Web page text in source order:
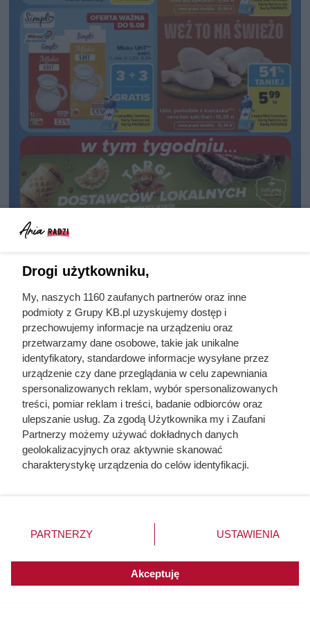
Wszystkie kawy marki Dallmayr są z rabatem "drugi 80% taniej",
Carrefour z dn. 3-8.08
Drogi użytkowniku,
My, naszych 1160 zaufanych partnerów oraz inne
podmioty z Grupy KB.pl uzyskujemy dostęp i
przechowujemy informacje na urządzeniu oraz
przetwarzamy dane osobowe, takie jak unikalne
identyfikatory, standardowe informacje wysyłane przez
urządzenie czy dane przeglądania w celu zapewniania
spersonalizowanych reklam, wybór spersonalizowanych
treści, pomiar reklam i treści, badanie odbiorców oraz
ulepszanie usług. Za zgodą Użytkownika my i Zaufani
Partnerzy możemy używać dokładnych danych
geolokalizacyjnych oraz aktywnie skanować
charakterystykę urządzenia do celów identyfikacji.
zmienić/wycofać klikając przycisk ustawień prywatności
znajdujący się w lewym dolnym rogu strony. Niektóre
użytkownika, ale masz prawo sprzeciwić się takiemu
przetwarzaniu. Preferencje będą miały zastosowania do
PARTNERZY USTAWIENIA
Akceptuję